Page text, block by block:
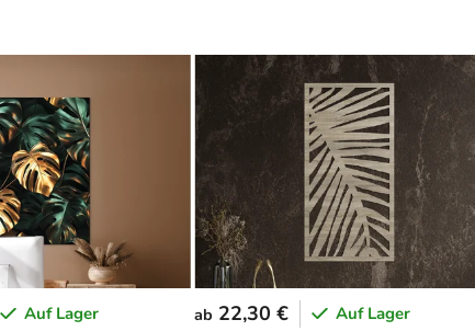
Auf Lager ab 22,30 € Auf Lager